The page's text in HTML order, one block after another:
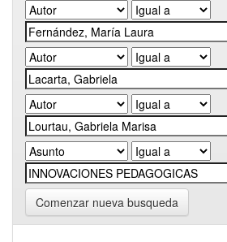
Comenzar nueva busqueda